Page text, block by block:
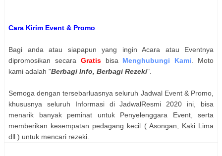
Cara Kirim Event & Promo
Bagi anda atau siapapun yang ingin Acara atau Eventnya
dipromosikan secara Gratisbisa Menghubungi Kami . Moto
kami adalah "Berbagi Info, Berbagi Rezeki".
Semoga dengan tersebarluasnya seluruh Jadwal Event & Promo,
khususnya seluruh Informasi di JadwalResmi 2020 ini, bisa
menarik banyak peminat untuk Penyelenggara Event, serta
memberikan kesempatan pedagang kecil ( Asongan, Kaki Lima
dll ) untuk mencari rezeki.